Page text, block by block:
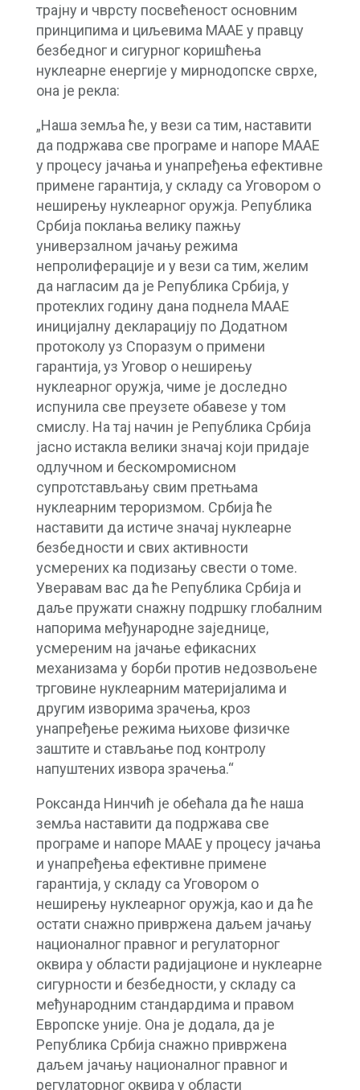
трајну и чврсту посвећеност основним
принципима и циљевима МААЕ у правцу
безбедног и сигурног коришћења
нуклеарне енергије у мирнодопске сврхе,
она је рекла:
„Наша земља ће, у вези са тим, наставити
да подржава све програме и напоре МААЕ
у процесу јачања и унапређења ефективне
примене гарантија, у складу са Уговором о
неширењу нуклеарног оружја. Република
Србија поклања велику пажњу
универзалном јачању режима
непролиферације и у вези са тим, желим
да нагласим да је Република Србија, у
протеклих годину дана поднела МААЕ
иницијалну декларацију по Додатном
протоколу уз Споразум о примени
гарантија, уз Уговор о неширењу
нуклеарног оружја, чиме је доследно
испунила све преузете обавезе у том
смислу. На тај начин је Република Србија
јасно истакла велики значај који придаје
одлучном и бескомромисном
супротстављању свим претњама
нуклеарним тероризмом. Србија ће
наставити да истиче значај нуклеарне
безбедности и свих активности
усмерених ка подизању свести о томе.
Уверавам вас да ће Република Србија и
даље пружати снажну подршку глобалним
напорима међународне заједнице,
усмереним на јачање ефикасних
механизама у борби против недозвољене
трговине нуклеарним материјалима и
другим изворима зрачења, кроз
унапређење режима њихове физичке
заштите и стављање под контролу
напуштених извора зрачења.“
Роксанда Нинчић је обећала да ће наша
земља наставити да подржава све
програме и напоре МААЕ у процесу јачања
и унапређења ефективне примене
гарантија, у складу са Уговором о
неширењу нуклеарног оружја, као и да ће
остати снажно привржена даљем јачању
националног правног и регулаторног
оквира у области радијационе и нуклеарне
сигурности и безбедности, у складу са
међународним стандардима и правом
Европске уније. Она је додала, да је
Република Србија снажно привржена
даљем јачању националног правног и
регулаторног оквира у области